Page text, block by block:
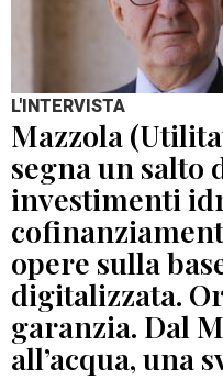
L'INTERVISTA
Mazzola
segna un salto
investimenti
opere sulla
digitalizzata.
garanzia. Dal
all’acqua, una